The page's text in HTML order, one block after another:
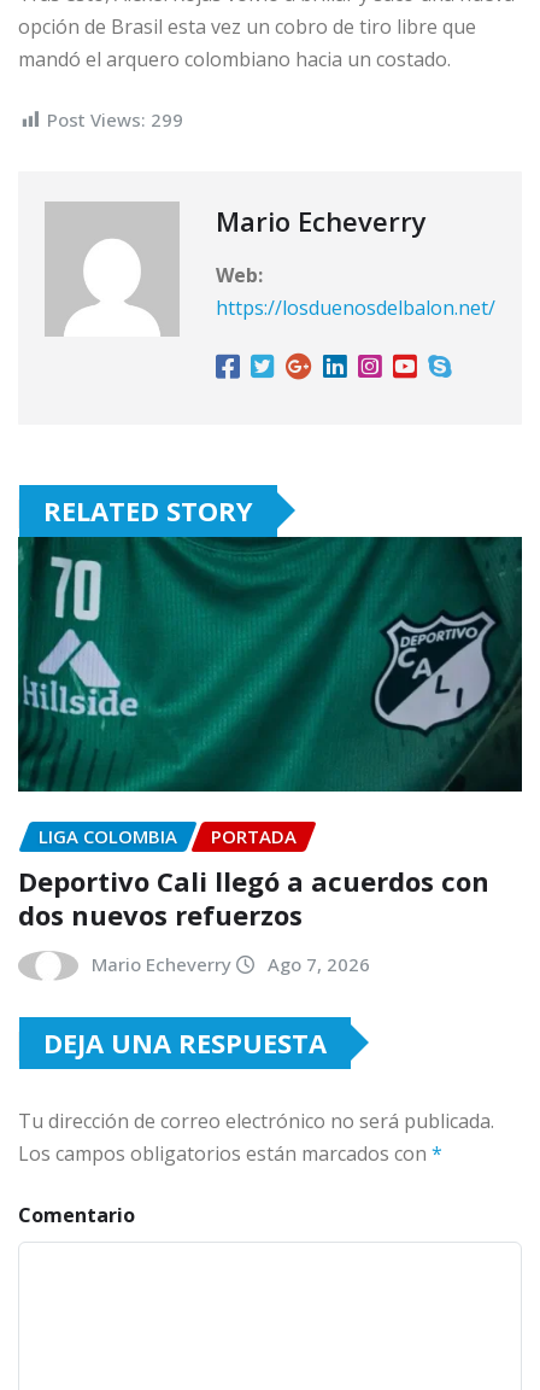
opción de Brasil esta vez un cobro de tiro libre que
mandó el arquero colombiano hacia un costado.
Post Views: 299
Mario Echeverry
Web:
https://losduenosdelbalon.net/
RELATED STORY
LIGA COLOMBIA PORTADA
Deportivo Cali llegó a acuerdos con
dos nuevos refuerzos
Mario Echeverry Ago 7, 2026
DEJA UNA RESPUESTA
Tu dirección de correo electrónico no será publicada.
Los campos obligatorios están marcados con *
Comentario